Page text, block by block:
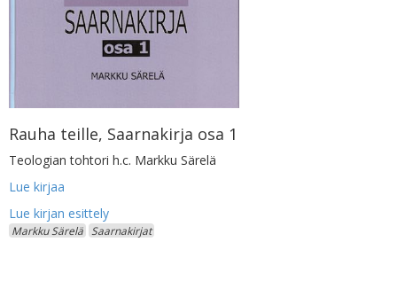
Rauha teille, Saarnakirja osa 1
Teologian tohtori h.c. Markku Särelä
Lue kirjaa
Markku Särelä Saarnakirjat